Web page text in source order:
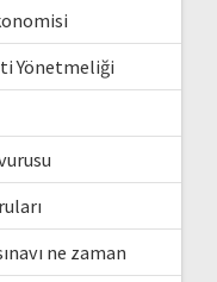
Yönetmeliği
ne zaman